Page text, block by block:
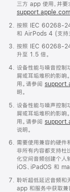
三方 app 使用，并
按照 IEC 60268-24
和 AirPods 4 (支持
按照 IEC 60268-24
升至 1.5 倍。
设备性能与噪音控制
屑或耳垢堆积的影响
用。请参阅
明。
设备性能与噪声控制
屑或耳垢堆积的影响
用。请参阅
说明。
需要使用兼容的硬件
非所有内容都支持杜
化空间音频创建个人
iOS、iPadOS 和
聆听超低延迟音频和
app 和服务中获取兼